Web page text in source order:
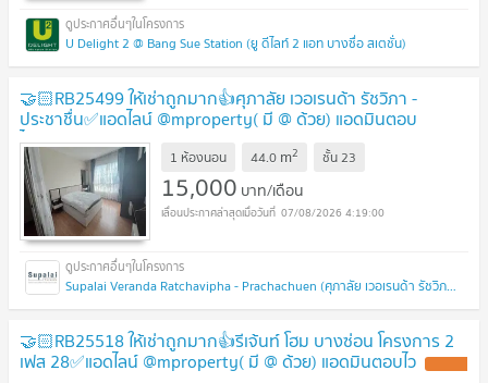
U Delight 2 @ Bang Sue Station (ยู ดีไลท์ 2 แอท บางซื่อ สเตชั่น)
🤝🏻RB25499 ให้เช่าถูกมาก👍ศุภาลัย เวอเรนด้า รัชวิภา -
ประชาชื่น✅แอดไลน์ @mproperty( มี @ ด้วย) แอดมินตอบ
ไว
1 ห้องนอน 44.0 m2 ชั้น23
15,000 บาท/เดือน
07/08/2026 4:19:00
Supalai Veranda Ratchavipha - Prachachuen (ศุภาลัย เวอเรนด้า รัชวิภา - ประชาชื่น)
🤝🏻RB25518 ให้เช่าถูกมาก👍รีเจ้นท์ โฮม บางซ่อน โครงการ 2
เฟส 28✅แอดไลน์ @mproperty( มี @ ด้วย) แอดมินตอบไว